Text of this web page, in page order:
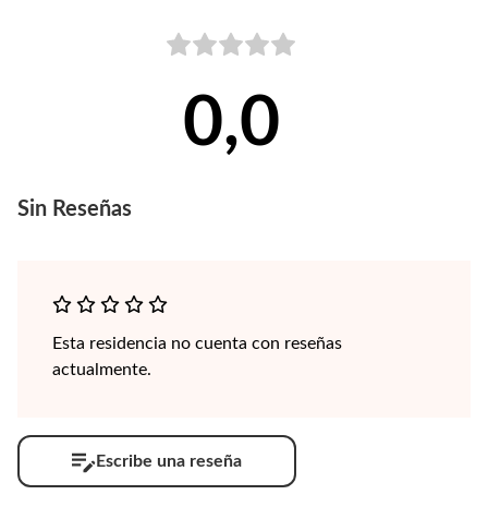
0,0
Sin Reseñas
Esta residencia no cuenta con reseñas
actualmente.
Escribe una reseña